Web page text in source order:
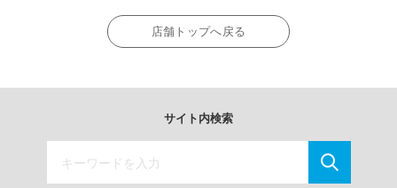
店舗トップへ戻る
サイト内検索